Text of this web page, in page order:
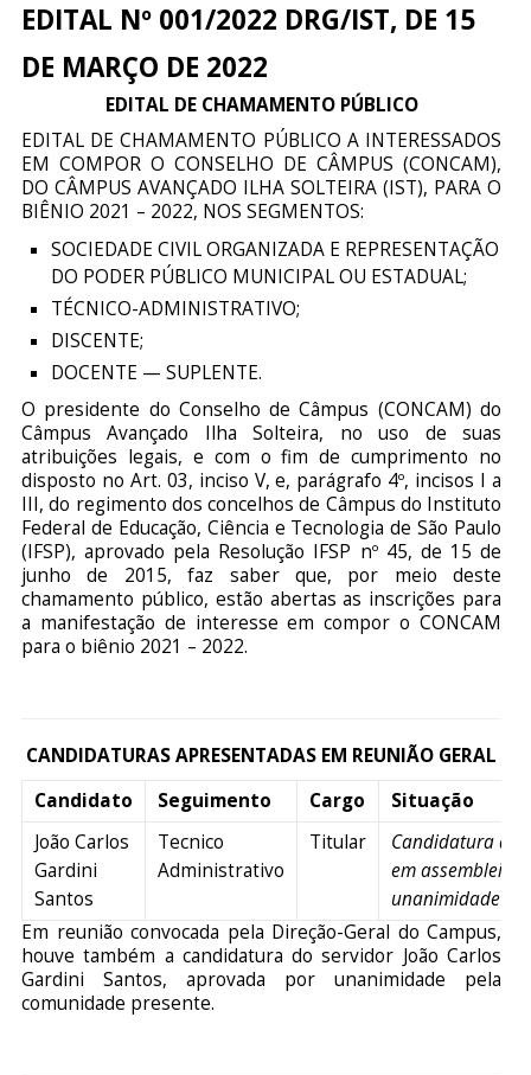
EDITAL Nº 001/2022 DRG/IST, DE 15
DE MARÇO DE 2022
EDITAL DE CHAMAMENTO PÚBLICO
EDITAL DE CHAMAMENTO PÚBLICO A INTERESSADOS
EM COMPOR O CONSELHO DE CÂMPUS (CONCAM),
DO CÂMPUS AVANÇADO ILHA SOLTEIRA (IST), PARA O
BIÊNIO 2021 – 2022, NOS SEGMENTOS:
SOCIEDADE CIVIL ORGANIZADA E REPRESENTAÇÃO
DO PODER PÚBLICO MUNICIPAL OU ESTADUAL;
TÉCNICO-ADMINISTRATIVO;
DISCENTE;
DOCENTE — SUPLENTE.
O presidente do Conselho de Câmpus (CONCAM) do
Câmpus Avançado Ilha Solteira, no uso de suas
atribuições legais, e com o fim de cumprimento no
disposto no Art. 03, inciso V, e, parágrafo 4º, incisos I a
III, do regimento dos concelhos de Câmpus do Instituto
Federal de Educação, Ciência e Tecnologia de São Paulo
(IFSP), aprovado pela Resolução IFSP nº 45, de 15 de
junho de 2015, faz saber que, por meio deste
chamamento público, estão abertas as inscrições para
a manifestação de interesse em compor o CONCAM
para o biênio 2021 – 2022.
CANDIDATURAS APRESENTADAS EM REUNIÃO GERAL
Candidato
Seguimento Cargo
Situação
João Carlos
Gardini
Santos
Tecnico
Administrativo
Titular
Candidatura
em assembleia
unanimidade
Em reunião convocada pela Direção-Geral do Campus,
houve também a candidatura do servidor João Carlos
Gardini Santos, aprovada por unanimidade pela
comunidade presente.